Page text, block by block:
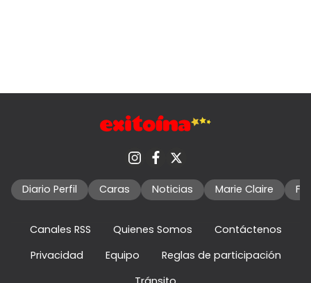
Diario Perfil Caras Noticias Marie Claire
Canales RSS Quienes Somos
Contáctenos
Privacidad
Equipo
Reglas de participación